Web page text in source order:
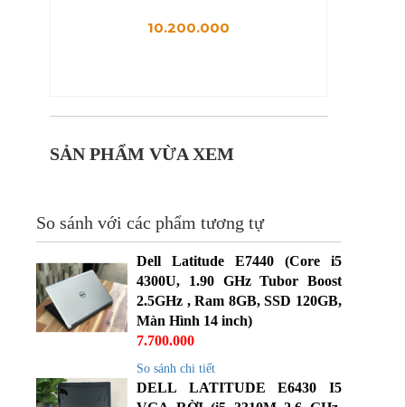
10.200.000
SẢN PHẨM VỪA XEM
So sánh với các phẩm tương tự
Dell Latitude E7440 (Core i5
4300U, 1.90 GHz Tubor Boost
2.5GHz , Ram 8GB, SSD 120GB,
Màn Hình 14 inch)
7.700.000
So sánh chi tiết
DELL LATITUDE E6430 I5